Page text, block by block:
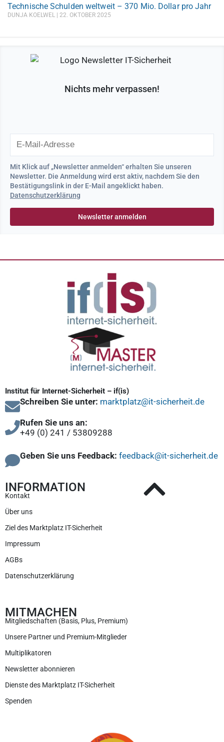
Technische Schulden weltweit – 370 Mio. Dollar pro Jahr
DUNJA KOELWEL 22. OKTOBER 2025
Nichts mehr verpassen!
Mit Klick auf „Newsletter anmelden“ erhalten Sie unseren
Newsletter. Die Anmeldung wird erst aktiv, nachdem Sie den
Bestätigungslink in der E-Mail angeklickt haben.
Datenschutzerklärung
Institut für Internet-Sicherheit – if(is)
Schreiben Sie unter: marktplatz@it-sicherheit.de
Rufen Sie uns an:
+49 (0) 241 / 53809288
Geben Sie uns Feedback: feedback@it-sicherheit.de
INFORMATION
Kontakt
Über uns
Ziel des Marktplatz IT-Sicherheit
Impressum
AGBs
Datenschutzerklärung
MITMACHEN
Mitgliedschaften (Basis, Plus, Premium)
Unsere Partner und Premium-Mitglieder
Multiplikatoren
Newsletter abonnieren
Dienste des Marktplatz IT-Sicherheit
Spenden